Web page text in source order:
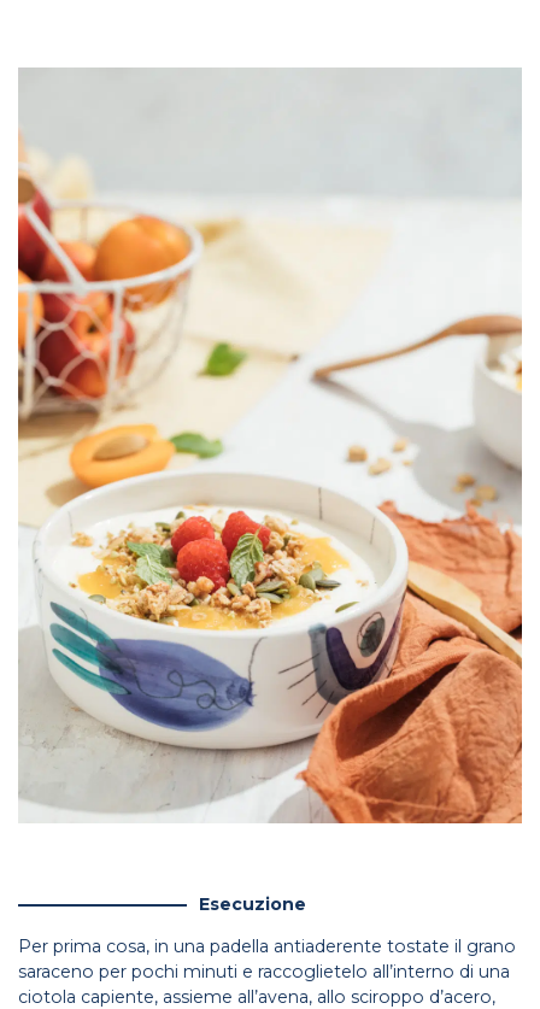
Esecuzione
Per prima cosa, in una padella antiaderente tostate il grano
saraceno per pochi minuti e raccoglietelo all’interno di una
ciotola capiente, assieme all’avena, allo sciroppo d’acero,